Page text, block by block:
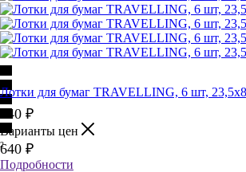
2
Лотки для бумаг TRAVELLING, 6 шт,
640 ₽
Варианты цен
640 ₽
Подробности